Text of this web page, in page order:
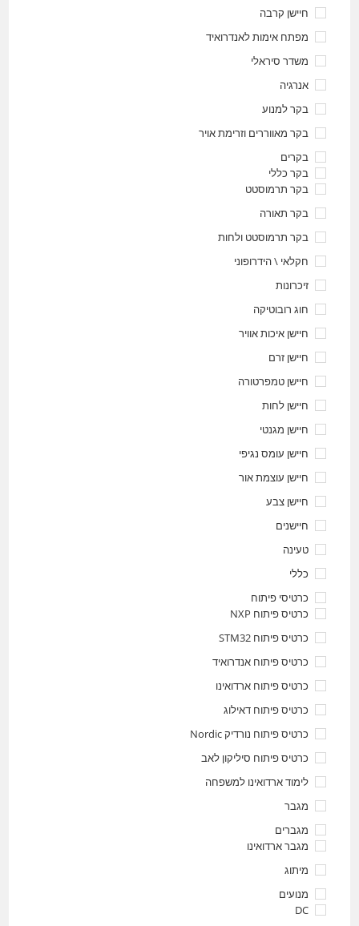
חיישן קרבה
מפתח אימות לאנדרואיד
משדר סיראלי
אנרגיה
בקר למנוע
בקר מאווררים וזרימת אויר
בקרים
בקר כללי
בקר תרמוסטט
בקר תאורה
בקר תרמוסטט ולחות
חקלאי \ הידרופוני
זיכרונות
חוג רובוטיקה
חיישן איכות אוויר
חיישן זרם
חיישן טמפרטורה
חיישן לחות
חיישן מגנטי
חיישן עומס נגיפי
חיישן עוצמת אור
חיישן צבע
חיישנים
טעינה
כללי
כרטיסי פיתוח
כרטיס פיתוח NXP
כרטיס פיתוח STM32
כרטיס פיתוח אנדרואיד
כרטיס פיתוח ארדואינו
כרטיס פיתוח דאילוג
כרטיס פיתוח נורדיק Nordic
כרטיס פיתוח סיליקון לאב
לימוד ארדואינו למשפחה
מגבר
מגברים
מגבר ארדואינו
מיתוג
מנועים
DC